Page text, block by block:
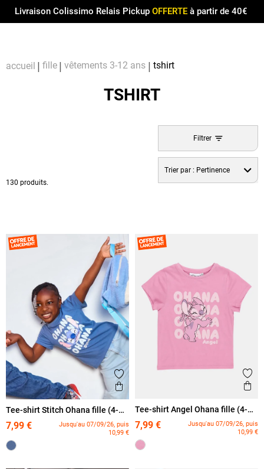
Livraison Colissimo Relais Pickup OFFERTEà partir de 40€
accueil fille vêtements 3-12 ans tshirt
TSHIRT
130 produits.
Filtrer
Trier par : Pertinence
Ajouter aux favoris
Aperçu rapide
Tee-shirt Stitch Ohana fille (4-
7,99 €
Jusqu'au 07/09/26, puis
10,99 €
Tee-shirt Angel Ohana fille (4-
7,99 €
Jusqu'au 07/09/26, puis
10,99 €